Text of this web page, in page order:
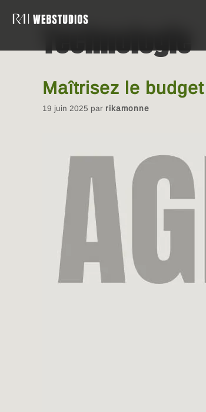
Technologie
Maîtrisez le
19 juin 2025 par rikamonne